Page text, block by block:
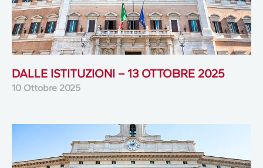
DALLE ISTITUZIONI – 13 OTTOBRE 2025
10 Ottobre 2025